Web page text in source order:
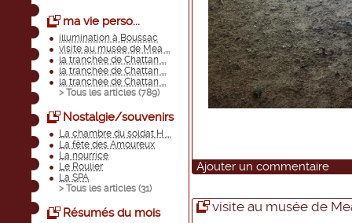
ma vie perso...
illumination à Boussac
visite au musée de Mea ...
la tranchée de Chattan ...
la tranchée de Chattan ...
la tranchée de Chattan ...
> Tous les articles (789)
Nostalgie/souvenirs
La chambre du soldat H ...
La fête des Amoureux
La nourrice
Le Roulier
La SPA
> Tous les articles (31)
Résumés du mois
Ajouter un commentaire
visite au musée de